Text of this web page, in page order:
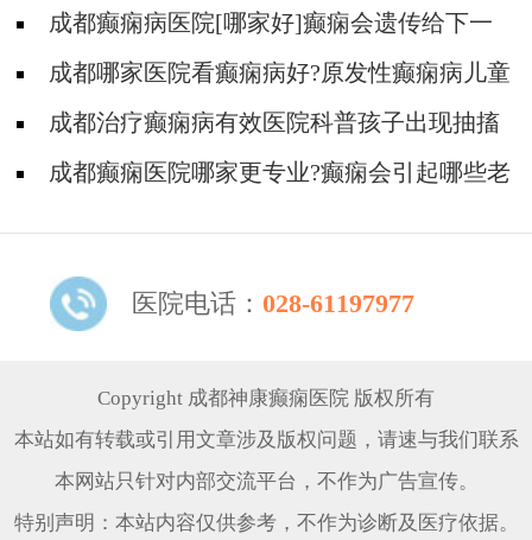
不高?成都癫痫病医院[哪家好]癫痫会遗传给下一
代吗?成都哪家医院看癫痫病好?原发性癫痫病儿童
会有什么并发症?
成都治疗癫痫病有效医院科普孩子出现抽搐
症状要及时就医!
成都癫痫医院哪家更专业?癫痫会引起哪些老
医院电话： 028-61197977
Copyright 成都神康癫痫医院 版权所有
本站如有转载或引用文章涉及版权问题，请速与我们联系
本网站只针对内部交流平台，不作为广告宣传。
特别声明：本站内容仅供参考，不作为诊断及医疗依据。